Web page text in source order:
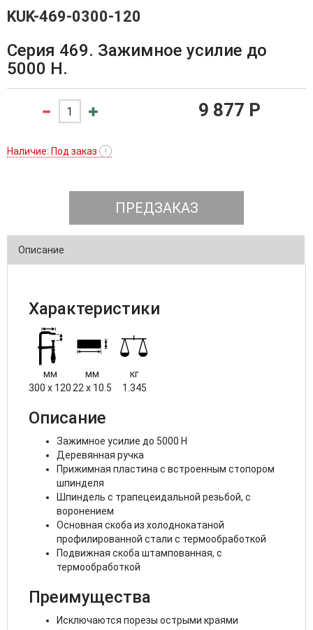
KUK-469-0300-120
Серия 469. Зажимное усилие до
5000 Н.
9 877 P
Наличие: Под заказ !
ПРЕДЗАКАЗ
Описание
Характеристики
мм мм
кг
300 x 120 22 x 10.5 1.345
Описание
Зажимное усилие до 5000 Н
Деревянная ручка
Прижимная пластина с встроенным стопором
шпинделя
Шпиндель с трапецеидальной резьбой, с
воронением
Основная скоба из холоднокатаной
профилированной стали с термообработкой
Подвижная скоба штампованная, с
термообработкой
Преимущества
Исключаются порезы острыми краями